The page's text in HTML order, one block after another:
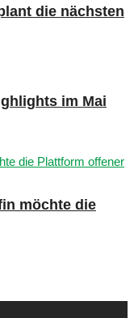
die nächsten
im Mai
möchte die